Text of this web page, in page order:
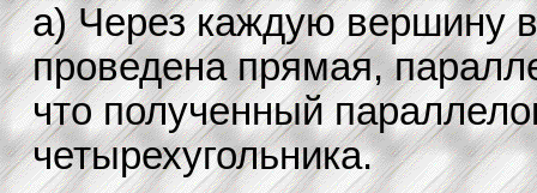
а) Через каждую вершину
проведена прямая,
что полученный
четырехугольника.